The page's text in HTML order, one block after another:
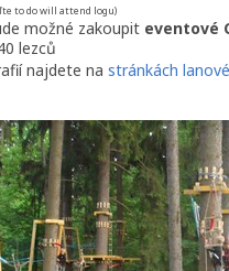
to do will attend logu)
možné zakoupit eventové
lezců
najdete na stránkách